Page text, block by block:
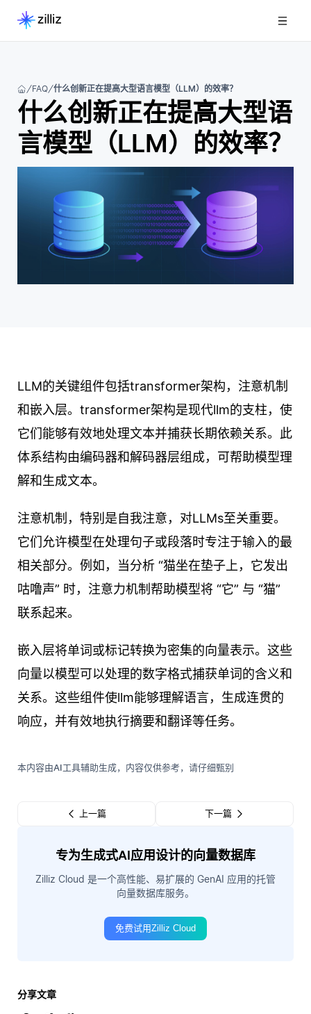
FAQ 什么创新正在提高大型语言模型（LLM）的效率？
什么创新正在提高大型语
言模型（LLM）的效率？
LLM的关键组件包括transformer架构，注意机制
和嵌入层。transformer架构是现代llm的支柱，使
它们能够有效地处理文本并捕获长期依赖关系。此
体系结构由编码器和解码器层组成，可帮助模型理
解和生成文本。
注意机制，特别是自我注意，对LLMs至关重要。
它们允许模型在处理句子或段落时专注于输入的最
相关部分。例如，当分析 “猫坐在垫子上，它发出
咕噜声” 时，注意力机制帮助模型将 “它” 与 “猫”
联系起来。
嵌入层将单词或标记转换为密集的向量表示。这些
向量以模型可以处理的数字格式捕获单词的含义和
关系。这些组件使llm能够理解语言，生成连贯的
响应，并有效地执行摘要和翻译等任务。
本内容由AI工具辅助生成，内容仅供参考，请仔细甄别
上一篇 下一篇
专为生成式AI应用设计的向量数据库
Zilliz Cloud 是一个高性能、易扩展的 GenAI 应用的托管
向量数据库服务。
免费试用Zilliz Cloud
分享文章